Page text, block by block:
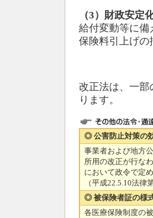
（3）財政安定
給付変動等に備
保険料引上げの
改正法は、一部
ります。
◎ 公害防止対策の
事業者および地方
所用の改正が行な
において政令で定
（平成22.5.10法
◎ 被保険者証の様
各医療保険制度の